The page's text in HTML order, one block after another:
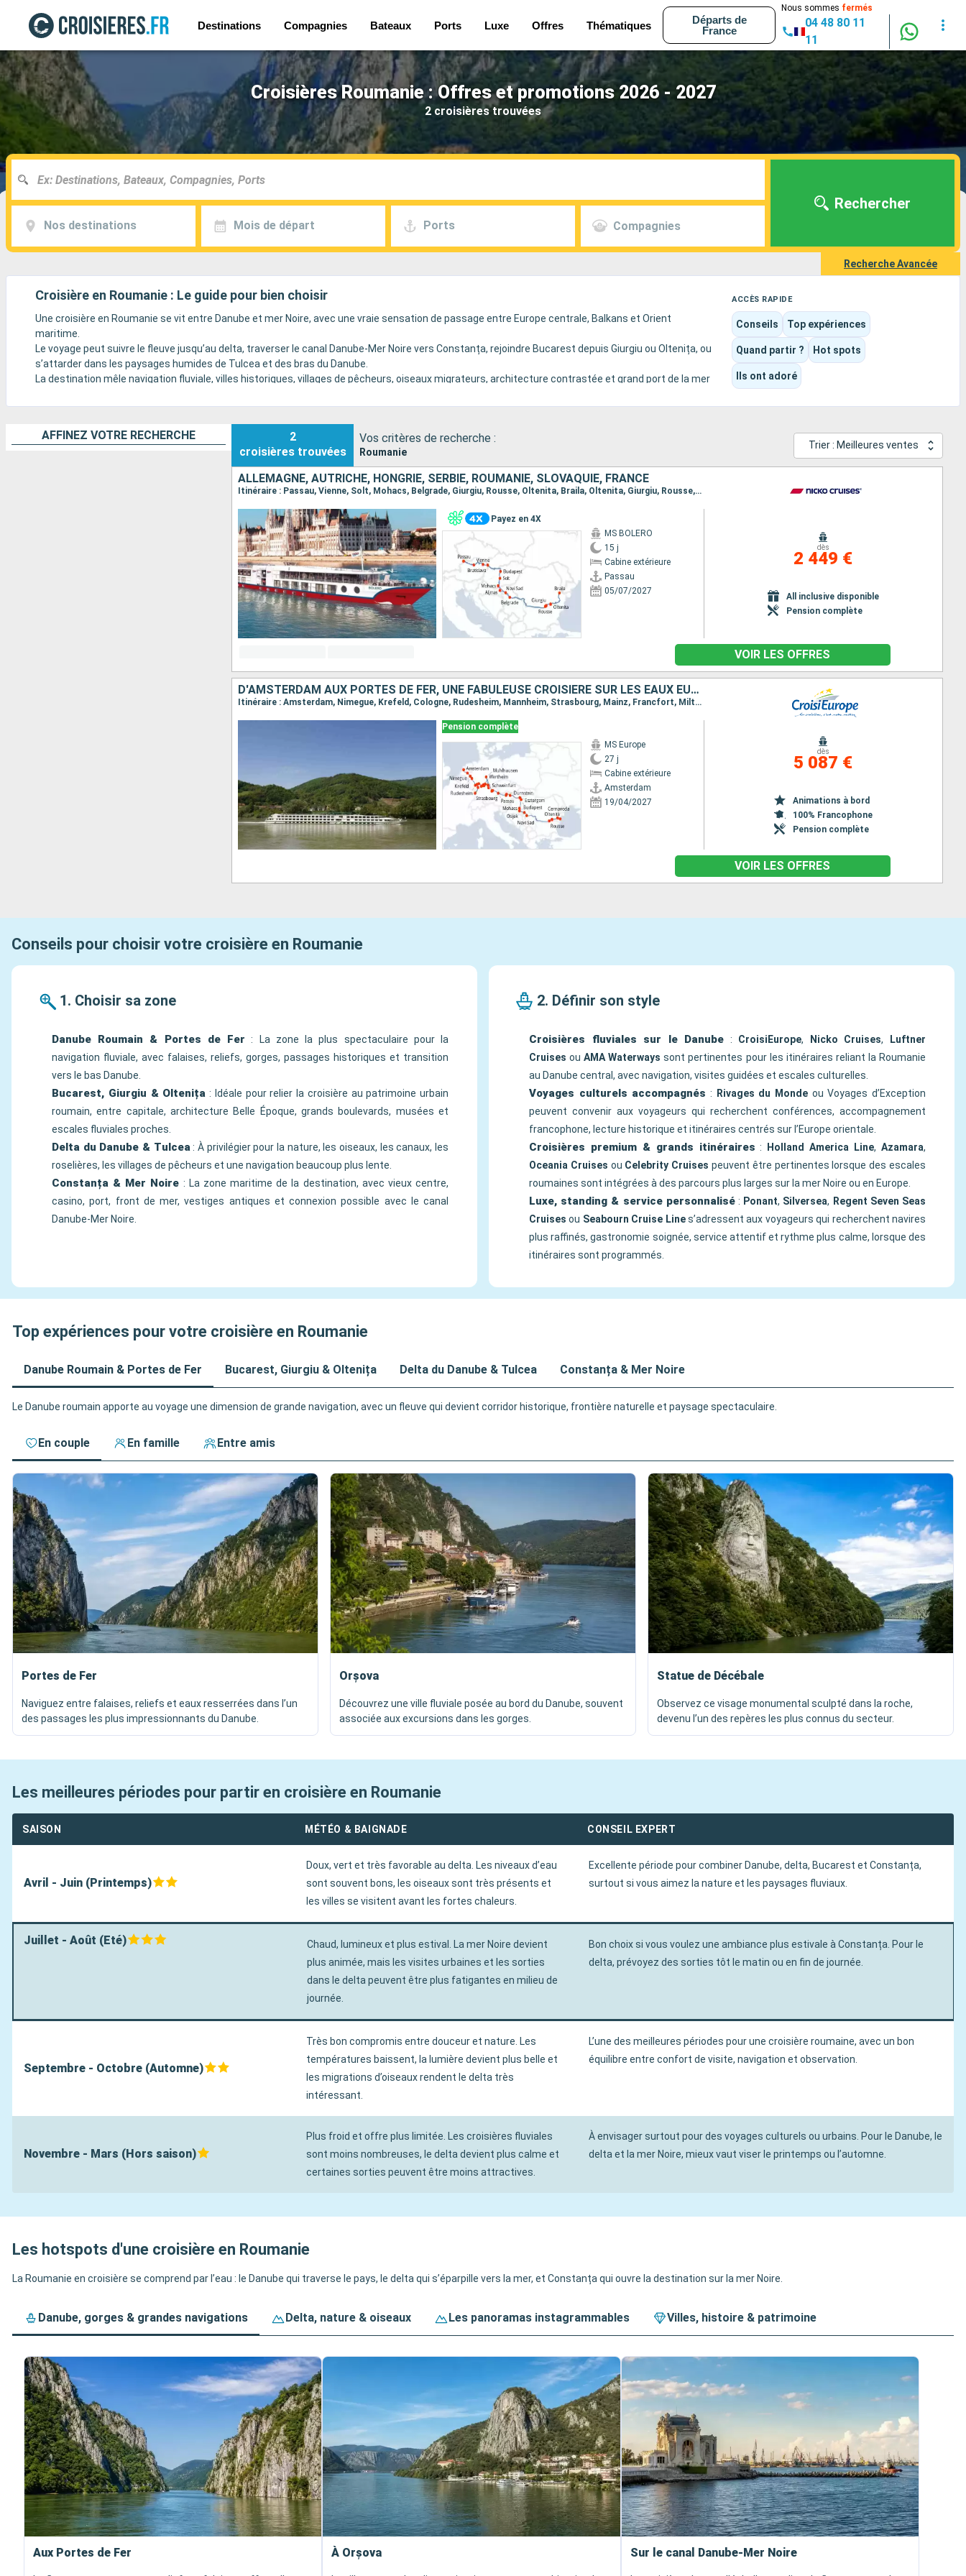
Destinations Compagnies Bateaux Ports Luxe Offres Thématiques
Départs de
France
Nous sommes fermés
04 48 80 11
11
Croisières Roumanie : Offres et promotions 2026 - 2027
2 croisières trouvées
Nos destinations Mois de départ Ports Compagnies
Rechercher
Recherche Avancée
Croisière en Roumanie : Le guide pour bien choisir
Une croisière en Roumanie se vit entre Danube et mer Noire, avec une vraie sensation de passage entre Europe centrale, Balkans et Orient
maritime.
Le voyage peut suivre le fleuve jusqu’au delta, traverser le canal Danube-Mer Noire vers Constanța, rejoindre Bucarest depuis Giurgiu ou Oltenița, ou
s’attarder dans les paysages humides de Tulcea et des bras du Danube.
La destination mêle navigation fluviale, villes historiques, villages de pêcheurs, oiseaux migrateurs, architecture contrastée et grand port de la mer
ACCÈS RAPIDE
Conseils Top expériences
Quand partir ? Hot spots
Ils ont adoré
AFFINEZ VOTRE RECHERCHE
2
croisières trouvées
Vos critères de recherche :
Roumanie
Trier : Meilleures ventes
ALLEMAGNE, AUTRICHE, HONGRIE, SERBIE, ROUMANIE, SLOVAQUIE, FRANCE
Itinéraire : Passau, Vienne, Solt, Mohacs, Belgrade, Giurgiu, Rousse, Oltenita, Braila, Oltenita, Giurgiu, Rousse, Novi Sad, Aljmas, Budapest, Bratislava, Ybbs, Passau
Payez en 4X
MS BOLERO
15 j
Cabine extérieure
Passau
05/07/2027
dès
2 449 €
All inclusive disponible
Pension complète
VOIR LES OFFRES
D'AMSTERDAM AUX PORTES DE FER, UNE FABULEUSE CROISIÈRE SUR LES EAUX EUROPÉENNES
Itinéraire : Amsterdam, Nimegue, Krefeld, Cologne, Rudesheim, Mannheim, Strasbourg, Mainz, Francfort, Miltenberg, Wertheim, Karlstadt, Wurtzbourg, Schweinfurt, Bamberg, Nuremberg, Muhlhausen, Kelheim, Regensburg, Passau, Melk, Durnstein, Vienne, Esztergom, Budapest, Mohacs, Osijek, Novi Sad, Belgrade, Rousse, Oltenita, Cernavoda, Constanta, Cernavoda, Oltenita
Pension complète
MS Europe
27 j
Cabine extérieure
Amsterdam
19/04/2027
dès
5 087 €
Animations à bord
100% Francophone
Pension complète
VOIR LES OFFRES
Conseils pour choisir votre croisière en Roumanie
1. Choisir sa zone
Danube Roumain & Portes de Fer : La zone la plus spectaculaire pour la
navigation fluviale, avec falaises, reliefs, gorges, passages historiques et transition
vers le bas Danube.
Bucarest, Giurgiu & Oltenița : Idéale pour relier la croisière au patrimoine urbain
roumain, entre capitale, architecture Belle Époque, grands boulevards, musées et
escales fluviales proches.
Delta du Danube & Tulcea : À privilégier pour la nature, les oiseaux, les canaux, les
roselières, les villages de pêcheurs et une navigation beaucoup plus lente.
Constanța & Mer Noire : La zone maritime de la destination, avec vieux centre,
casino, port, front de mer, vestiges antiques et connexion possible avec le canal
Danube-Mer Noire.
2. Définir son style
Croisières fluviales sur le Danube : CroisiEurope, Nicko Cruises,
Luftner
Cruises ouAMA Waterways sont pertinentes pour les itinéraires reliant la Roumanie
au Danube central, avec navigation, visites guidées et escales culturelles.
Voyages culturels accompagnés : Rivages du Monde ou Voyages d’Exception
peuvent convenir aux voyageurs qui recherchent conférences, accompagnement
francophone, lecture historique et itinéraires centrés sur l’Europe orientale.
Croisières premium & grands itinéraires : Holland America Line,Azamara,
Oceania Cruises ou Celebrity Cruises peuvent être pertinentes lorsque des escales
roumaines sont intégrées à des parcours plus larges sur la mer Noire ou en Europe.
Luxe, standing & service personnalisé: Ponant, Silversea, Regent Seven Seas
Cruises ou Seabourn Cruise Lines’adressent aux voyageurs qui recherchent navires
plus raffinés, gastronomie soignée, service attentif et rythme plus calme, lorsque des
itinéraires sont programmés.
Top expériences pour votre croisière en Roumanie
Danube Roumain & Portes de Fer Bucarest, Giurgiu & Oltenița Delta du Danube & Tulcea Constanța & Mer Noire
Le Danube roumain apporte au voyage une dimension de grande navigation, avec un fleuve qui devient corridor historique, frontière naturelle et paysage spectaculaire.
En couple En famille Entre amis
Portes de Fer
Naviguez entre falaises, reliefs et eaux resserrées dans l’un
des passages les plus impressionnants du Danube.
Orșova
Découvrez une ville fluviale posée au bord du Danube, souvent
associée aux excursions dans les gorges.
Statue de Décébale
Observez ce visage monumental sculpté dans la roche,
devenu l’un des repères les plus connus du secteur.
Les meilleures périodes pour partir en croisière en Roumanie
SAISON MÉTÉO & BAIGNADE CONSEIL EXPERT
Avril - Juin (Printemps)
Doux, vert et très favorable au delta. Les niveaux d’eau
sont souvent bons, les oiseaux sont très présents et
les villes se visitent avant les fortes chaleurs.
Excellente période pour combiner Danube, delta, Bucarest et Constanța,
surtout si vous aimez la nature et les paysages fluviaux.
Juillet - Août (Eté)
Chaud, lumineux et plus estival. La mer Noire devient
plus animée, mais les visites urbaines et les sorties
dans le delta peuvent être plus fatigantes en milieu de
journée.
Bon choix si vous voulez une ambiance plus estivale à Constanța. Pour le
delta, prévoyez des sorties tôt le matin ou en fin de journée.
Septembre - Octobre (Automne)
Très bon compromis entre douceur et nature. Les
températures baissent, la lumière devient plus belle et
les migrations d’oiseaux rendent le delta très
intéressant.
L’une des meilleures périodes pour une croisière roumaine, avec un bon
équilibre entre confort de visite, navigation et observation.
Novembre - Mars (Hors saison)
Plus froid et offre plus limitée. Les croisières fluviales
sont moins nombreuses, le delta devient plus calme et
certaines sorties peuvent être moins attractives.
À envisager surtout pour des voyages culturels ou urbains. Pour le Danube, le
delta et la mer Noire, mieux vaut viser le printemps ou l’automne.
Les hotspots d'une croisière en Roumanie
La Roumanie en croisière se comprend par l’eau : le Danube qui traverse le pays, le delta qui s’éparpille vers la mer, et Constanța qui ouvre la destination sur la mer Noire.
Danube, gorges & grandes navigations Delta, nature & oiseaux Les panoramas instagrammables Villes, histoire & patrimoine
Aux Portes de Fer À Orșova Sur le canal Danube-Mer Noire